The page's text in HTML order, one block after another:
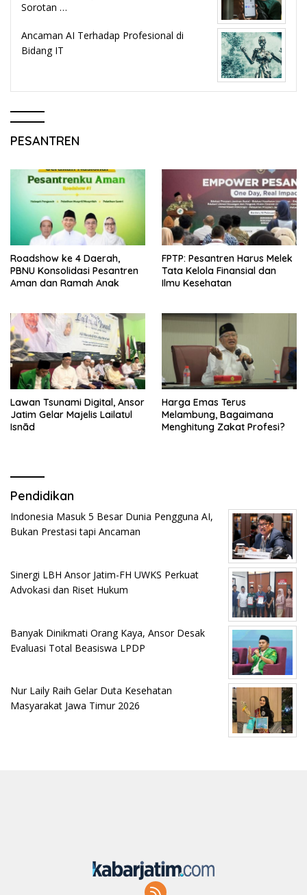
Sorotan …
Ancaman AI Terhadap Profesional di
Bidang IT
PESANTREN
Roadshow ke 4 Daerah,
PBNU Konsolidasi Pesantren
Aman dan Ramah Anak
FPTP: Pesantren Harus Melek
Tata Kelola Finansial dan
Ilmu Kesehatan
Lawan Tsunami Digital, Ansor
Jatim Gelar Majelis Lailatul
Isnād
Harga Emas Terus
Melambung, Bagaimana
Menghitung Zakat Profesi?
Pendidikan
Indonesia Masuk 5 Besar Dunia Pengguna AI,
Bukan Prestasi tapi Ancaman
Sinergi LBH Ansor Jatim-FH UWKS Perkuat
Advokasi dan Riset Hukum
Banyak Dinikmati Orang Kaya, Ansor Desak
Evaluasi Total Beasiswa LPDP
Nur Laily Raih Gelar Duta Kesehatan
Masyarakat Jawa Timur 2026